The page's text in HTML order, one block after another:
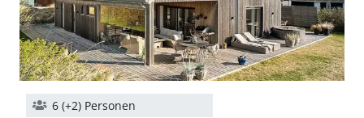
6 (+2) Personen